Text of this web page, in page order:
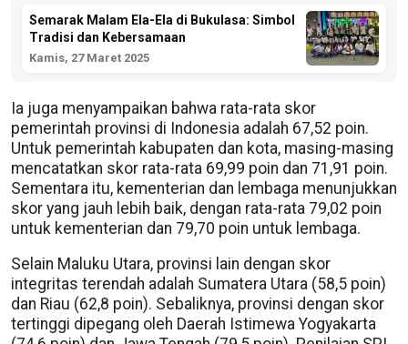
Semarak Malam Ela-Ela di Bukulasa: Simbol
Tradisi dan Kebersamaan
Kamis, 27 Maret 2025
Ia juga menyampaikan bahwa rata-rata skor
pemerintah provinsi di Indonesia adalah 67,52 poin.
Untuk pemerintah kabupaten dan kota, masing-masing
mencatatkan skor rata-rata 69,99 poin dan 71,91 poin.
Sementara itu, kementerian dan lembaga menunjukkan
skor yang jauh lebih baik, dengan rata-rata 79,02 poin
untuk kementerian dan 79,70 poin untuk lembaga.
Selain Maluku Utara, provinsi lain dengan skor
integritas terendah adalah Sumatera Utara (58,5 poin)
dan Riau (62,8 poin). Sebaliknya, provinsi dengan skor
tertinggi dipegang oleh Daerah Istimewa Yogyakarta